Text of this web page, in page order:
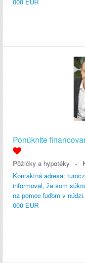
Ponúknite
Pôžičky a hypotéky
Kontaktná adresa:
informoval, že som
na pomoc ľuďom v
000 EUR